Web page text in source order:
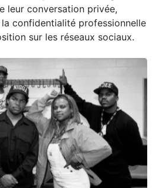
leur conversation privée,
confidentialité professionnelle
sur les réseaux sociaux.